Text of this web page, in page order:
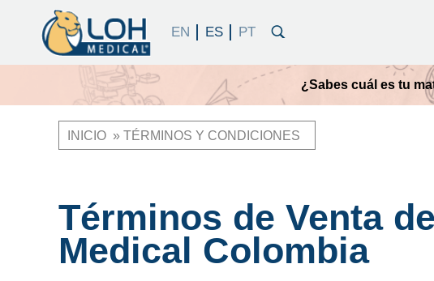
¿Sabes cuál es tu
Ruta
navegación
INICIO TÉRMINOS Y CONDICIONES
Términos de Venta
Medical Colombia